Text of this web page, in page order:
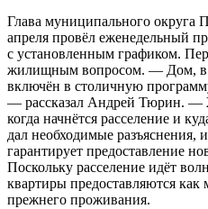
Глава муниципального
апреля провёл еженедельный
с установленным графиком.
жилищным вопросом. — Дом, в
включён в столичную
— рассказал Андрей Тюрин. —
когда начнётся расселение и
дал необходимые разъяснения,
гарантирует предоставление
Поскольку расселение идёт
квартиры предоставляются
прежнего проживания.